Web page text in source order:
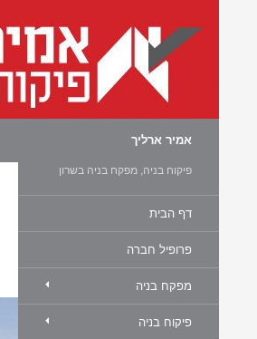
אמיר ארליך
פיקוח בניה, מפקח בניה בשרון
דף הבית
פרופיל חברה
מפקח בניה
פיקוח בניה